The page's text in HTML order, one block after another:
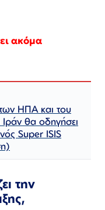
ακόμα
των ΗΠΑ και του
θα οδηγήσει
Super ISIS
την